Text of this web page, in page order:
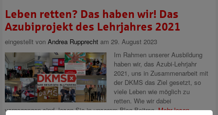
Leben retten? Das haben wir! Das
Azubiprojekt des Lehrjahres 2021
eingestellt von Andrea Rupprecht am 29. August 2023
Im Rahmen unserer Ausbildung
haben wir, das Azubi-Lehrjahr
2021, uns in Zusammenarbeit mit
der DKMS das Ziel gesetzt, so
viele Leben wie möglich zu
retten. Wie wir dabei
vorgegangen sind, lesen Sie in unserem Blog-Beitrag.Mehr lesen